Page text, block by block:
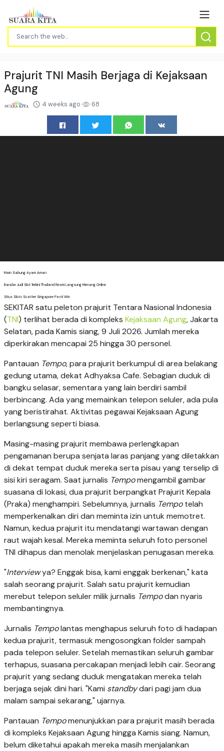
Prajurit TNI Masih Berjaga di Kejaksaan
Agung
4 weeks ago 68
Main Sabung Ayam Aman
Bandar Judi Slot Terkini Thailand Resmi Langsung Menang Online
Situs Slots Scatter Singapore Pasti Win
SEKITAR satu peleton prajurit Tentara Nasional Indonesia
(TNI) terlihat berada di kompleks Kejaksaan Agung, Jakarta
Selatan, pada Kamis siang, 9 Juli 2026. Jumlah mereka
diperkirakan mencapai 25 hingga 30 personel.
Pantauan Tempo, para prajurit berkumpul di area belakang
gedung utama, dekat Adhyaksa Cafe. Sebagian duduk di
bangku selasar, sementara yang lain berdiri sambil
berbincang. Ada yang memainkan telepon seluler, ada pula
yang beristirahat. Aktivitas pegawai Kejaksaan Agung
berlangsung seperti biasa.
Masing-masing prajurit membawa perlengkapan
pengamanan berupa senjata laras panjang yang diletakkan
di dekat tempat duduk mereka serta pisau yang terselip di
sisi kiri seragam. Saat jurnalis Tempomengambil gambar
suasana di lokasi, dua prajurit berpangkat Prajurit Kepala
(Praka) menghampiri. Sebelumnya, jurnalis Tempotelah
memperkenalkan diri dan meminta izin untuk memotret.
Namun, kedua prajurit itu mendatangi wartawan dengan
raut wajah kesal. Mereka meminta seluruh foto personel
TNI dihapus dan menolak menjelaskan penugasan mereka.
"Interviewya? Enggak bisa, kami enggak berkenan," kata
salah seorang prajurit. Salah satu prajurit kemudian
merebut telepon seluler milik jurnalis Tempodan nyaris
membantingnya.
Jurnalis Tempolantas menghapus seluruh foto di hadapan
kedua prajurit, termasuk mengosongkan folder sampah
pada telepon seluler. Setelah memastikan seluruh gambar
terhapus, suasana percakapan menjadi lebih cair. Seorang
prajurit yang sedang duduk mengatakan mereka telah
berjaga sejak dini hari. "Kami standbydari pagi jam dua
malam sampai sekarang," ujarnya.
Pantauan Tempomenunjukkan para prajurit masih berada
di kompleks Kejaksaan Agung hingga Kamis siang. Namun,
belum diketahui apakah mereka masih menjalankan